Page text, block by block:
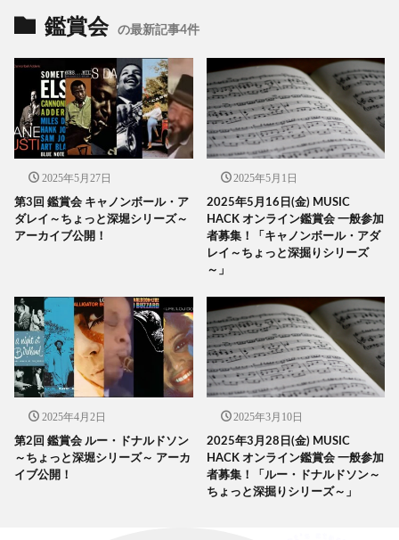
鑑賞会 の最新記事4件
2025年5月27日
第3回 鑑賞会 キャノンボール・ア
ダレイ～ちょっと深堀シリーズ～
アーカイブ公開！
2025年5月1日
2025年5月16日(金) MUSIC
HACK オンライン鑑賞会 一般参加
者募集！「キャノンボール・アダ
レイ～ちょっと深掘りシリーズ
～」
2025年4月2日
第2回 鑑賞会 ルー・ドナルドソン
～ちょっと深堀シリーズ～ アーカ
イブ公開！
2025年3月10日
2025年3月28日(金) MUSIC
HACK オンライン鑑賞会 一般参加
者募集！「ルー・ドナルドソン～
ちょっと深掘りシリーズ～」